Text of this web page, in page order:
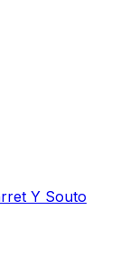
Y Souto